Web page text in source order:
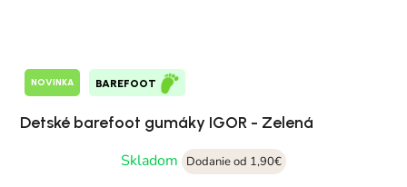
NOVINKA BAREFOOT
Detské barefoot gumáky IGOR - Zelená
Skladom
Dodanie od 1,90€